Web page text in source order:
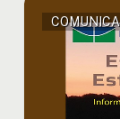
Están
abiertas